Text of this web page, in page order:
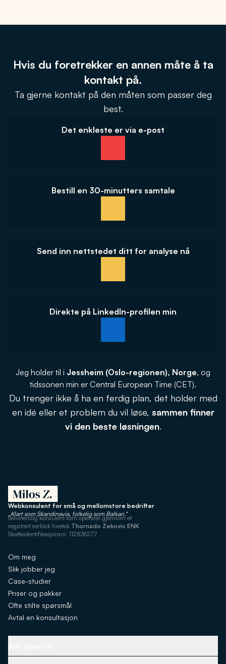
Hvis du foretrekker en annen måte å ta
kontakt på.
Ta gjerne kontakt på den måten som passer deg
best.
Det enkleste er via e-post
Bestill en 30-minutters samtale
Send inn nettstedet ditt for analyse nå
Direkte på LinkedIn-profilen min
Jeg holder til i Jessheim (Oslo-regionen), Norge, og
tidssonen min er Central European Time (CET).
Du trenger ikke å ha en ferdig plan, det holder med
en idé eller et problem du vil løse, sammen finner
vi den beste løsningen.
Webkonsulent for små og mellomstore bedrifter
„Klart som Skandinavia, folkelig som Balkan."
Selvstendig konsulent som opererer gjennom et
registrert serbisk foretak Thornado Zekovic ENK
Skatteidentifikasjonsnr. 112836277
Om meg
Slik jobber jeg
Case-studier
Priser og pakker
Ofte stilte spørsmål
Avtal en konsultasjon